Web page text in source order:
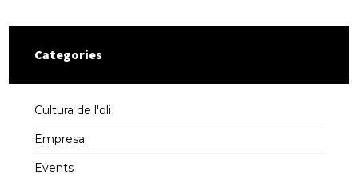
Categories
Cultura de l'oli
Empresa
Events